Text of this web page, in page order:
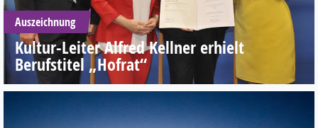
Auszeichnung
Kultur-Leiter Alfred Kellner erhielt
Berufstitel „Hofrat“